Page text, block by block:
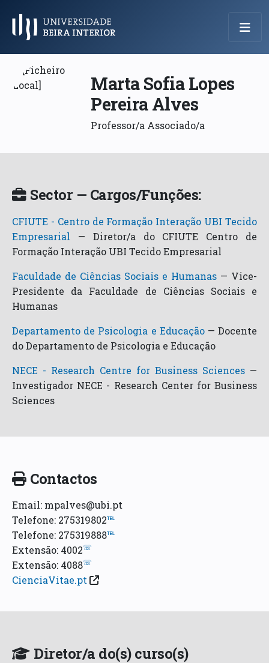
Menu Principal
Marta Sofia Lopes
Pereira Alves
Professor/a Associado/a
Sector — Cargos/Funções:
CFIUTE - Centro de Formação Interação UBI Tecido
Empresarial
— Diretor/a do CFIUTE Centro de
Formação Interação UBI Tecido Empresarial
Faculdade de Ciências Sociais e Humanas — Vice-
Presidente da Faculdade de Ciências Sociais e
Humanas
Departamento de Psicologia e Educação — Docente
do Departamento de Psicologia e Educação
NECE - Research Centre for Business Sciences —
Investigador NECE - Research Center for Business
Sciences
Contactos
Email: mpalves@ubi.pt
Telefone: 275319802℡
Telefone: 275319888℡
Extensão: 4002☏
Extensão: 4088☏
CienciaVitae.pt
Diretor/a do(s) curso(s)